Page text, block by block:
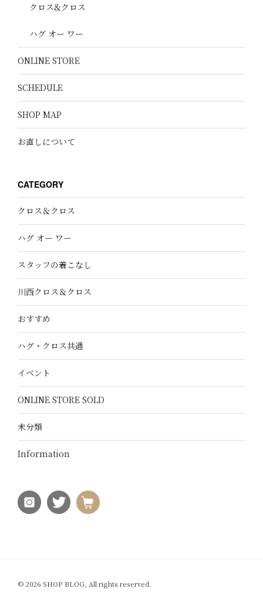
クロス&クロス
ハグ オー ワー
ONLINE STORE
SCHEDULE
SHOP MAP
お直しについて
CATEGORY
クロス＆クロス
ハグ オー ワー
スタッフの着こなし
川西クロス＆クロス
おすすめ
ハグ・クロス共通
イベント
ONLINE STORE SOLD
未分類
Information
© 2026 SHOP BLOG, All rights reserved.